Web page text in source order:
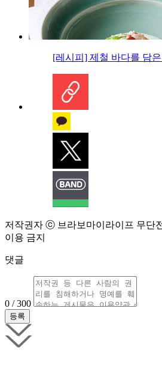
[레시피] 제철 바다를 담
저작권자 ⓒ 브라보마이라이프 무단
이용 금지
댓글
0 / 300